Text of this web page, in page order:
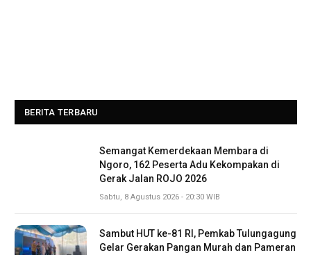
BERITA TERBARU
Semangat Kemerdekaan Membara di
Ngoro, 162 Peserta Adu Kekompakan di
Gerak Jalan ROJO 2026
Sabtu, 8 Agustus 2026 - 20:30 WIB
Sambut HUT ke-81 RI, Pemkab Tulungagung
Gelar Gerakan Pangan Murah dan Pameran